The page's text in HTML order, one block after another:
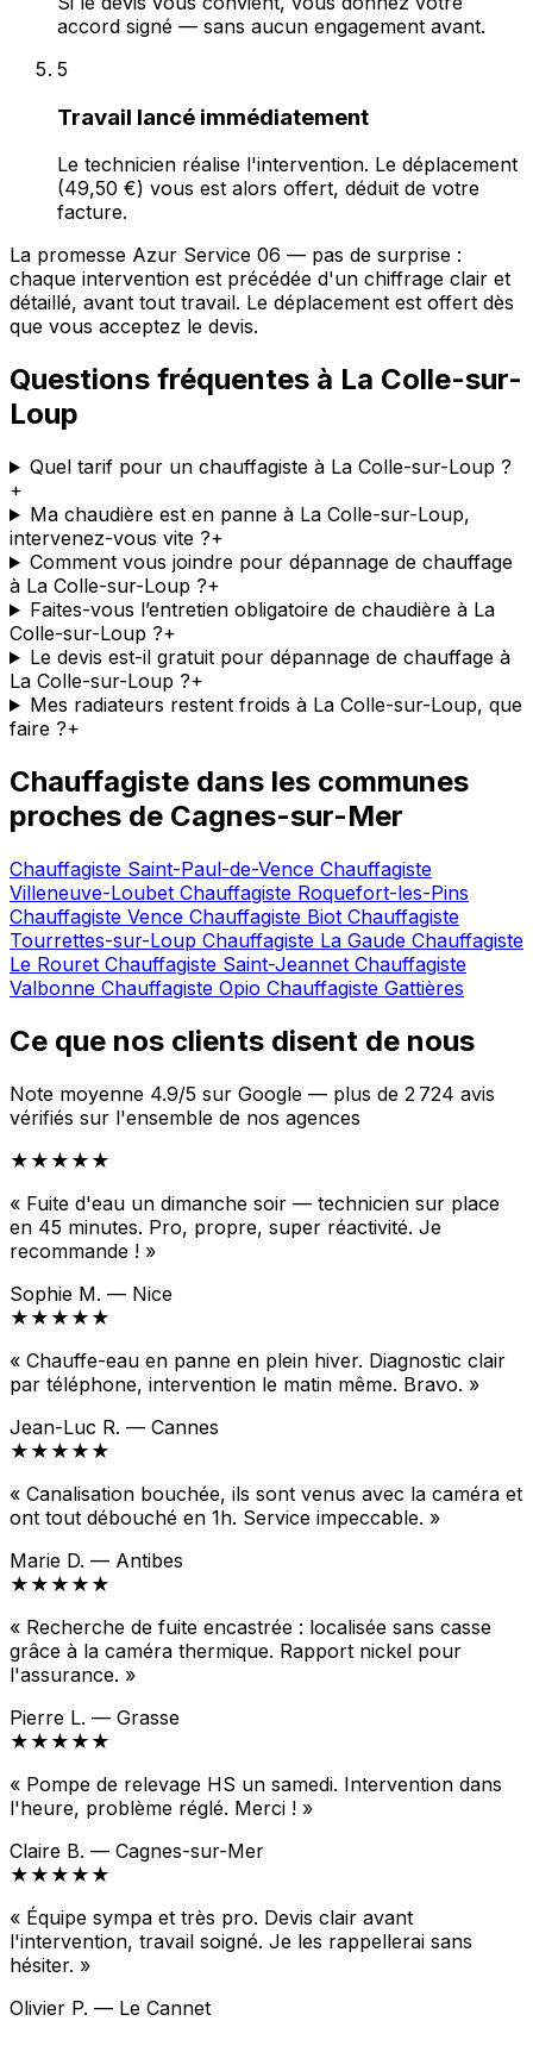
accord signé — sans aucun engagement avant.
5
Travail lancé immédiatement
Le technicien réalise l'intervention. Le déplacement
(49,50 €) vous est alors offert, déduit de votre
facture.
La promesse Azur Service 06 — pas de surprise :
chaque intervention est précédée d'un chiffrage clair et
détaillé, avant tout travail. Le déplacement est offert dès
que vous acceptez le devis.
Questions fréquentes à La Colle-sur-
Loup
Quel tarif pour un chauffagiste à La Colle-sur-Loup ?
+
Ma chaudière est en panne à La Colle-sur-Loup,
intervenez-vous vite ?+
Comment vous joindre pour dépannage de chauffage
à La Colle-sur-Loup ?+
Faites-vous l’entretien obligatoire de chaudière à La
Colle-sur-Loup ?+
Le devis est-il gratuit pour dépannage de chauffage à
La Colle-sur-Loup ?+
Mes radiateurs restent froids à La Colle-sur-Loup, que
faire ?+
Chauffagiste dans les communes
proches de Cagnes-sur-Mer
Chauffagiste Saint-Paul-de-Vence Chauffagiste
Villeneuve-Loubet Chauffagiste Roquefort-les-Pins
Chauffagiste Vence Chauffagiste Biot Chauffagiste
Tourrettes-sur-Loup Chauffagiste La Gaude Chauffagiste
Le Rouret Chauffagiste Saint-Jeannet Chauffagiste
Valbonne Chauffagiste Opio Chauffagiste Gattières
Ce que nos clients disent de nous
Note moyenne 4.9/5 sur Google — plus de 2 724 avis
vérifiés sur l'ensemble de nos agences
★★★★★
« Fuite d'eau un dimanche soir — technicien sur place
en 45 minutes. Pro, propre, super réactivité. Je
recommande ! »
Sophie M. — Nice
★★★★★
« Chauffe-eau en panne en plein hiver. Diagnostic clair
par téléphone, intervention le matin même. Bravo. »
Jean-Luc R. — Cannes
★★★★★
« Canalisation bouchée, ils sont venus avec la caméra et
ont tout débouché en 1h. Service impeccable. »
Marie D. — Antibes
★★★★★
« Recherche de fuite encastrée : localisée sans casse
grâce à la caméra thermique. Rapport nickel pour
l'assurance. »
Pierre L. — Grasse
★★★★★
« Pompe de relevage HS un samedi. Intervention dans
l'heure, problème réglé. Merci ! »
Claire B. — Cagnes-sur-Mer
★★★★★
« Équipe sympa et très pro. Devis clair avant
l'intervention, travail soigné. Je les rappellerai sans
hésiter. »
Olivier P. — Le Cannet